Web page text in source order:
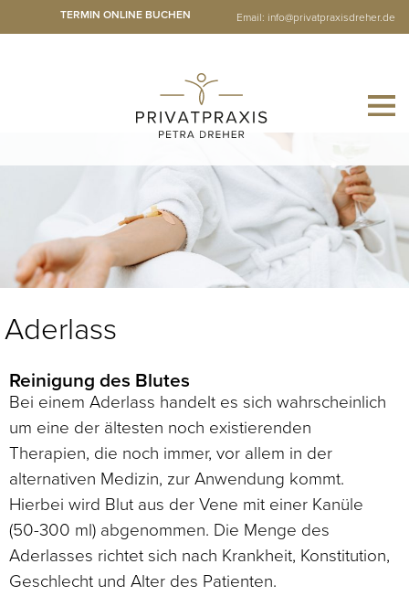
TERMIN ONLINE BUCHEN Email: info@privatpraxisdreher.de
Aderlass
Reinigung des Blutes
Bei einem Aderlass handelt es sich wahrscheinlich
um eine der ältesten noch existierenden
Therapien, die noch immer, vor allem in der
alternativen Medizin, zur Anwendung kommt.
Hierbei wird Blut aus der Vene mit einer Kanüle
(50-300 ml) abgenommen. Die Menge des
Aderlasses richtet sich nach Krankheit, Konstitution,
Geschlecht und Alter des Patienten.